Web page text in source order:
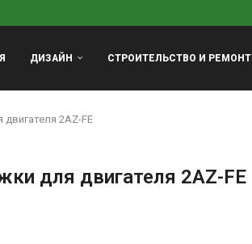
ДИЗАЙН СТРОИТЕЛЬСТВО И РЕМОНТ
2AZ-FE
для двигателя 2AZ-FE